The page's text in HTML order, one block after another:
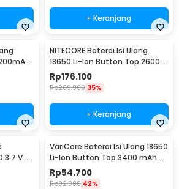
+ Keranjang
NITECORE Baterai Isi Ulang
18650 Li-Ion Button Top 2600
mAh 3.7V 1 PCS - NL1826
Rp176.100
Rp269.900 35%
+ Keranjang
3.7 V
VariCore Baterai Isi Ulang 18650
Li-Ion Button Top 3400 mAh
3.7V 1 PCS 3400mAh
Rp54.700
Rp92.900 42%